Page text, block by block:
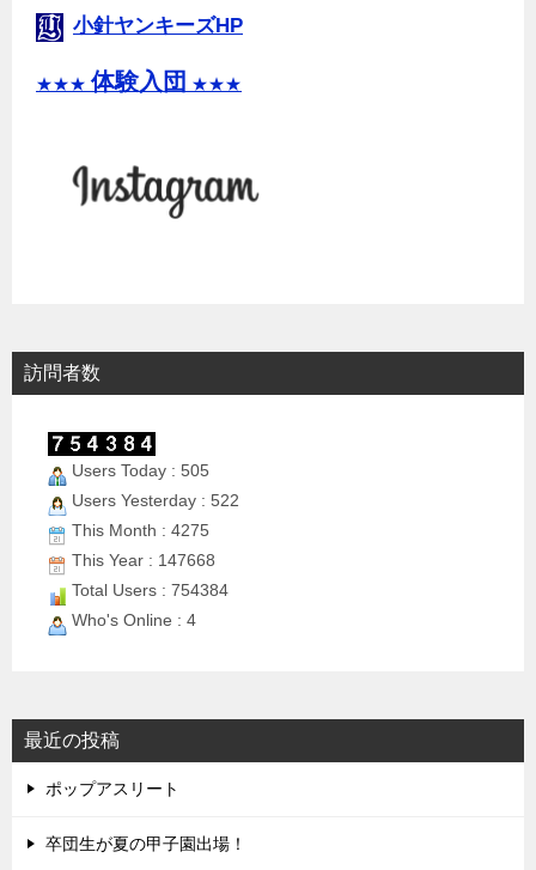
小針ヤンキーズHP
★★★ 体験入団 ★★★
訪問者数
Users Today : 505
Users Yesterday : 522
This Month : 4275
This Year : 147668
Total Users : 754384
Who's Online : 4
最近の投稿
ポップアスリート
卒団生が夏の甲子園出場！